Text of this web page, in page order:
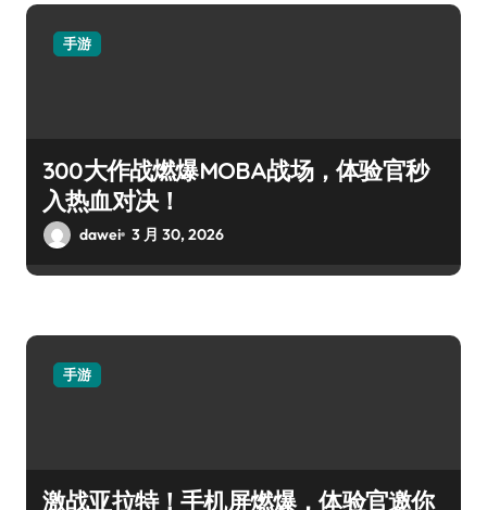
手游
300大作战燃爆MOBA战场，体验官秒
入热血对决！
dawei 3 月 30, 2026
手游
激战亚拉特！手机屏燃爆，体验官邀你